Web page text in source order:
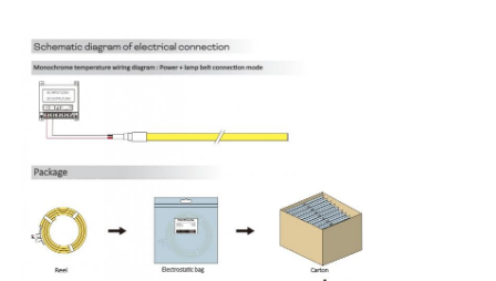
सौना लाइट बार
उच्च दक्षता एलईडी पट्टी
लचीली एलईडी लाइट शीट